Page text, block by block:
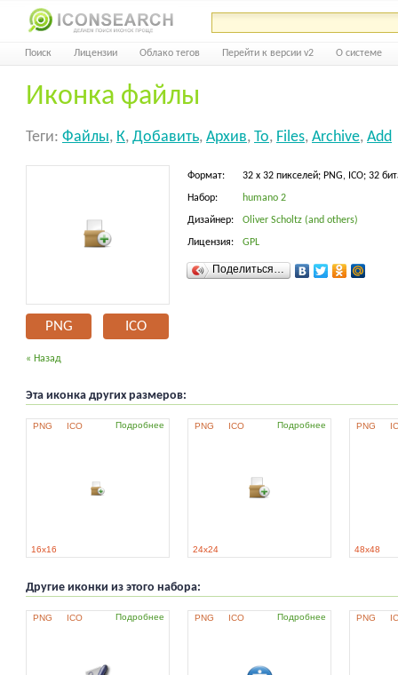
Поиск Лицензии Облако тегов Перейти к версии v2 О системе
Иконка файлы
Теги: Файлы, К, Добавить, Архив, To, Files, Archive, Add
PNG ICO
Формат: 32 x 32 пикселей; PNG, ICO; 32
Набор: humano 2
Дизайнер: Oliver Scholtz (and others)
Лицензия: GPL
Поделиться…
« Назад
Эта иконка других размеров:
PNG ICO Подробнее
16x16
PNG ICO Подробнее
24x24
PNG
48x48
Другие иконки из этого набора:
PNG ICO Подробнее PNG ICO Подробнее PNG